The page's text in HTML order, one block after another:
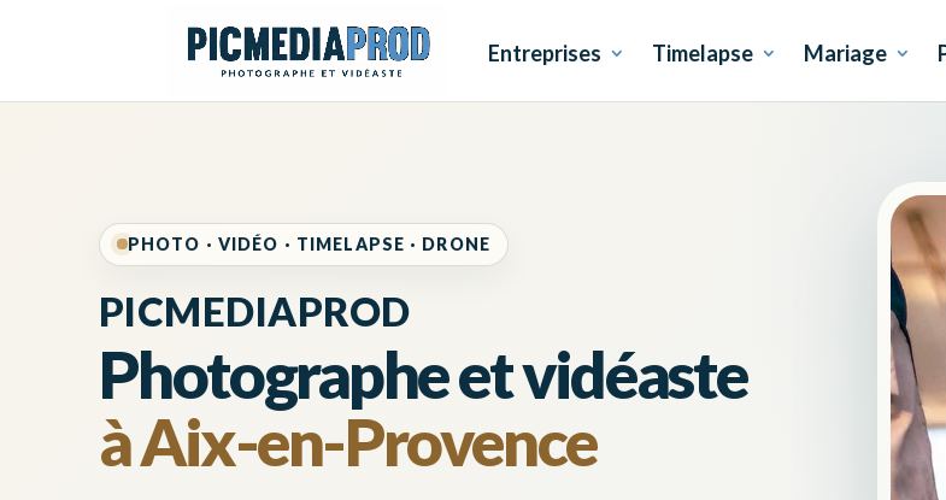
Entreprises Timelapse Mariage
PHOTO · VIDÉO · TIMELAPSE · DRONE
PICMEDIAPROD
Photographe et vidéaste
à Aix-en-Provence